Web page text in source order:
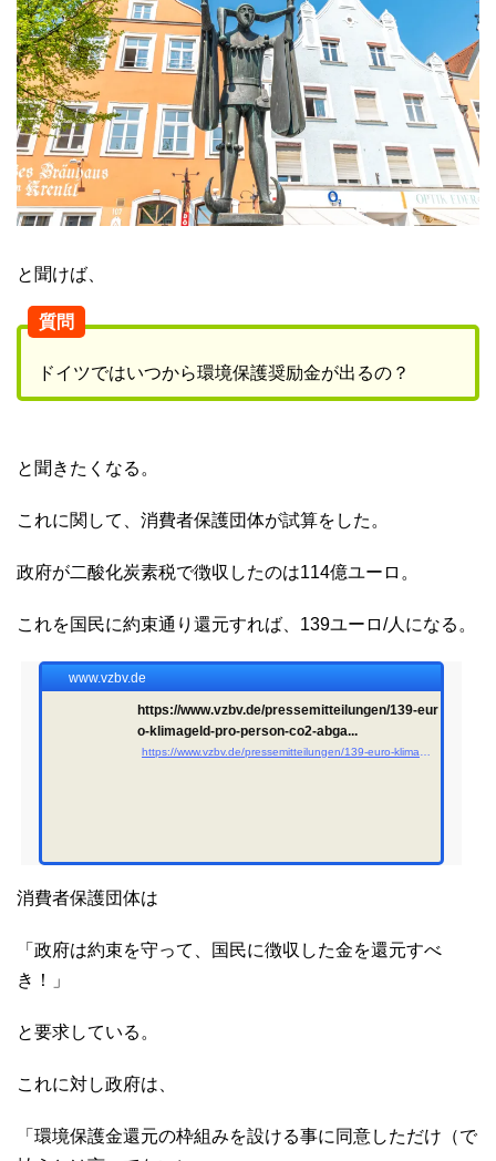
と聞けば、
質問
ドイツではいつから環境保護奨励金が出るの？
と聞きたくなる。
これに関して、消費者保護団体が試算をした。
政府が二酸化炭素税で徴収したのは114億ユーロ。
これを国民に約束通り還元すれば、139ユーロ/人になる。
www.vzbv.de
https://www.vzbv.de/pressemitteilungen/139-eur
o-klimageld-pro-person-co2-abga...
https://www.vzbv.de/pressemitteilungen/139-euro-klimageld-pro-person-co2-abgabe-muss-verbraucherinnen-zurueckfliessen
消費者保護団体は
「政府は約束を守って、国民に徴収した金を還元すべ
き！」
と要求している。
これに対し政府は、
「環境保護金還元の枠組みを設ける事に同意しただけ（で